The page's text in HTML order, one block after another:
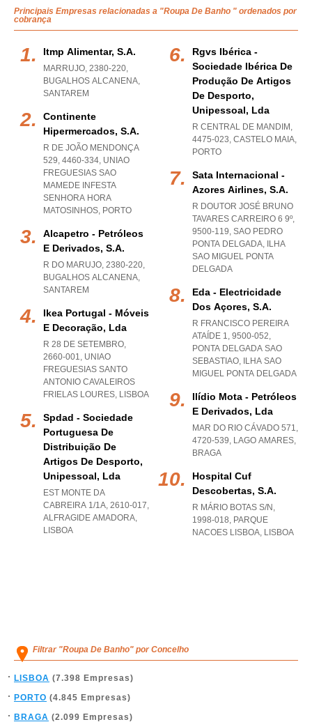
Principais Empresas relacionadas a "Roupa De Banho " ordenados por
cobrança
Itmp Alimentar, S.a.
MARRUJO, 2380-220,
BUGALHOS ALCANENA,
SANTAREM
Continente
Hipermercados, S.a.
R DE JOÃO MENDONÇA
529, 4460-334, UNIAO
FREGUESIAS SAO
MAMEDE INFESTA
SENHORA HORA
MATOSINHOS, PORTO
Alcapetro - Petróleos
E Derivados, S.a.
R DO MARUJO, 2380-220,
BUGALHOS ALCANENA,
SANTAREM
Ikea Portugal - Móveis
E Decoração, Lda
R 28 DE SETEMBRO,
2660-001, UNIAO
FREGUESIAS SANTO
ANTONIO CAVALEIROS
FRIELAS LOURES, LISBOA
Spdad - Sociedade
Portuguesa De
Distribuição De
Artigos De Desporto,
Unipessoal, Lda
EST MONTE DA
CABREIRA 1/1A, 2610-017,
ALFRAGIDE AMADORA,
LISBOA
Rgvs Ibérica -
Sociedade Ibérica De
Produção De Artigos
De Desporto,
Unipessoal, Lda
R CENTRAL DE MANDIM,
4475-023, CASTELO MAIA,
PORTO
Sata Internacional -
Azores Airlines, S.a.
R DOUTOR JOSÉ BRUNO
TAVARES CARREIRO 6 9º,
9500-119, SAO PEDRO
PONTA DELGADA, ILHA
SAO MIGUEL PONTA
DELGADA
Eda - Electricidade
Dos Açores, S.a.
R FRANCISCO PEREIRA
ATAÍDE 1, 9500-052,
PONTA DELGADA SAO
SEBASTIAO, ILHA SAO
MIGUEL PONTA DELGADA
Ilídio Mota - Petróleos
E Derivados, Lda
MAR DO RIO CÁVADO 571,
4720-539, LAGO AMARES,
BRAGA
Hospital Cuf
Descobertas, S.a.
R MÁRIO BOTAS S/N,
1998-018, PARQUE
NACOES LISBOA, LISBOA
Filtrar "Roupa De Banho" por Concelho
LISBOA (7.398 Empresas)
PORTO (4.845 Empresas)
BRAGA (2.099 Empresas)